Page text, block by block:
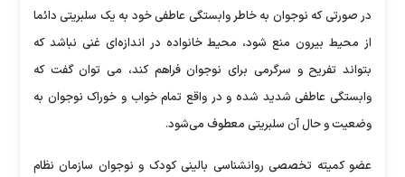
در صورتی که نوجوان به خاطر وابستگی عاطفی خود به یک سلبریتی دائما
از محیط بیرون منع شود، محیط خانواده در اندازه‌ای غنی نباشد که
بتواند تفریح و سرگرمی برای نوجوان فراهم کند، می توان گفت که
وابستگی عاطفی شدید شده و در واقع تمام خواب و خوراک نوجوان به
وضعیت و حال آن سلبریتی معطوف می‌شود.
عضو کمیته تخصصی روانشناسی بالینی کودک و نوجوان سازمان نظام